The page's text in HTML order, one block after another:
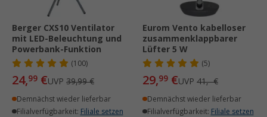
Berger CXS10 Ventilator
mit LED-Beleuchtung und
Powerbank-Funktion
(100)
24,99 €UVP 39,99 €
Demnächst wieder lieferbar
Filialverfügbarkeit: Filiale setzen
Eurom Vento kabelloser
zusammenklappbarer
Lüfter 5 W
(5)
29,99 €UVP 41,- €
Demnächst wieder lieferbar
Filialverfügbarkeit: Filiale setzen